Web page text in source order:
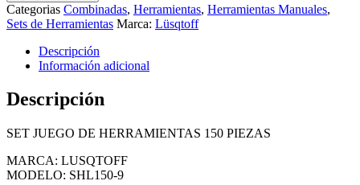
Categorias Combinadas, Herramientas, Herramientas Manuales,
Sets de Herramientas Marca: Lüsqtoff
Descripción
Información adicional
Descripción
SET JUEGO DE HERRAMIENTAS 150 PIEZAS
MARCA: LUSQTOFF
MODELO: SHL150-9